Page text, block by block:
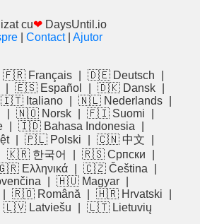
cu❤ DaysUntil.io
Contact| Ajutor
🇫🇷 Français 🇩🇪 Deutsch
🇪🇸 Español 🇩🇰 Dansk
🇮🇹 Italiano 🇳🇱 Nederlands
🇳🇴 Norsk 🇫🇮 Suomi
🇮🇩 Bahasa Indonesia
🇵🇱 Polski 🇨🇳 中文
🇰🇷 한국어 🇷🇸 Српски
Ελληνικά 🇨🇿 Čeština
🇭🇺 Magyar
🇷🇴 Română 🇭🇷 Hrvatski
🇱🇻 Latviešu 🇱🇹 Lietuvių